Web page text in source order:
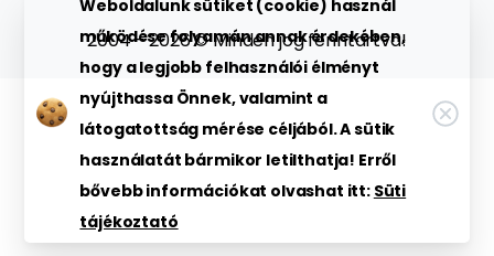
2004 - 2026 © Minden jog fenntartva!
Weboldalunk sütiket (cookie) használ
működése folyamán annak érdekében,
hogy a legjobb felhasználói élményt
nyújthassa Önnek, valamint a
látogatottság mérése céljából. A sütik
használatát bármikor letilthatja! Erről
bővebb információkat olvashat itt: Süti
tájékoztató